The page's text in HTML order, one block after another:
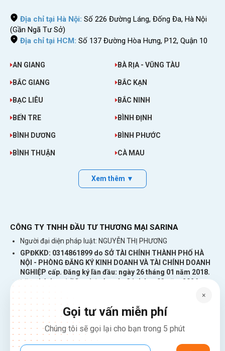
Địa chỉ tại Hà Nội: Số 226 Đường Láng, Đống Đa, Hà Nội
(Gần Ngã Tư Sở)
Địa chỉ tại HCM: Số 137 Đường Hòa Hưng, P12, Quận 10
AN GIANG BÀ RỊA - VŨNG TÀU
BẮC GIANG BẮC KẠN
BẠC LIÊU BẮC NINH
BẾN TRE BÌNH ĐỊNH
BÌNH DƯƠNG BÌNH PHƯỚC
BÌNH THUẬN CÀ MAU
Xem thêm ▼
CÔNG TY TNHH ĐẦU TƯ THƯƠNG MẠI SARINA
Người đại diện pháp luật: NGUYỄN THỊ PHƯƠNG
GPĐKKD: 0314861899 do SỞ TÀI CHÍNH THÀNH PHỐ HÀ
NỘI - PHÒNG ĐĂNG KÝ KINH DOANH VÀ TÀI CHÍNH DOANH
NGHIỆP cấp. Đăng ký lần đầu: ngày 26 tháng 01 năm 2018.
Đăng ký thay đổi lần thứ: 4, ngày 31 tháng 03 năm 2026
226 Đường Láng, Đống Đa, Hà Nội
137 Đường Hòa Hưng, Phường 12, Quận 10, TP. Hồ Chí Minh
Hotline: 1900 2106 - 0386 001 001
Email:
Giaiphap3g@gmail.com
×
Gọi tư vấn miễn phí
Chúng tôi sẽ gọi lại cho bạn trong 5 phút